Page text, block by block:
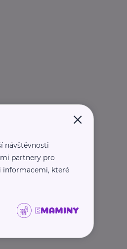
×
návštěvnosti
partnery pro
informacemi, které